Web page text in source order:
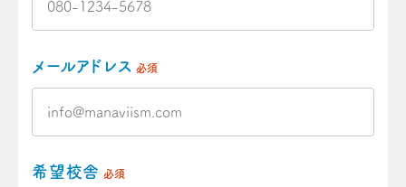
メールアドレス 必須
希望校舎 必須